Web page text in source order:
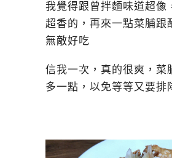
我覺得跟曾拌麵味道超像
超香的，再來一點菜脯跟
無敵好吃
信我一次，真的很爽，菜
多一點，以免等等又要排